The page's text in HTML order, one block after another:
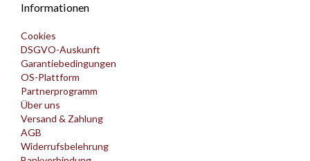
Informationen
Cookies
DSGVO-Auskunft
Garantiebedingungen
OS-Plattform
Partnerprogramm
Über uns
Versand & Zahlung
AGB
Widerrufsbelehrung